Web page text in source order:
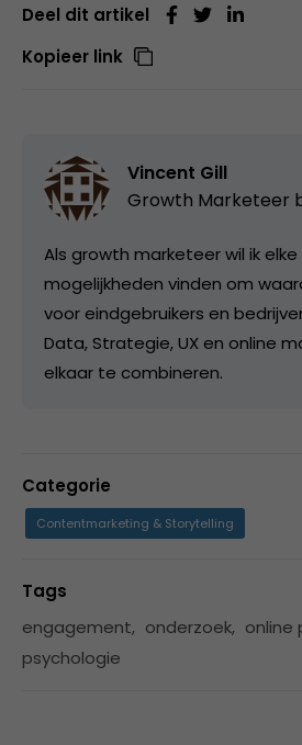
Deel dit artikel
Kopieer link
Vincent Gill
Growth Marketeer
Als growth marketeer wil ik
mogelijkheden vinden om
voor eindgebruikers en
Data, Strategie, UX en online
elkaar te combineren.
Categorie
Contentmarketing & Storytelling
Tags
engagement, onderzoek, online
psychologie